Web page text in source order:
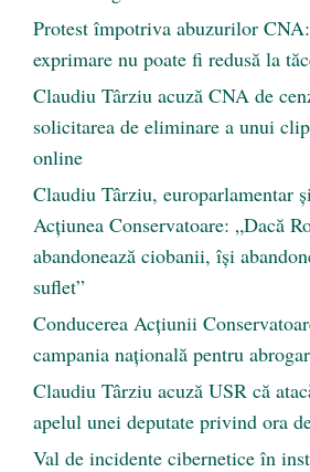
Protest împotriva abuzurilor
exprimare nu poate fi redusă la
Claudiu Târziu acuză CNA de
solicitarea de eliminare a unui
online
Claudiu Târziu, europarlamentar
Acțiunea Conservatoare: „Dacă
abandonează ciobanii, își
suflet”
Conducerea Acțiunii
campania națională pentru
Claudiu Târziu acuză USR că
apelul unei deputate privind ora
Val de incidente cibernetice în